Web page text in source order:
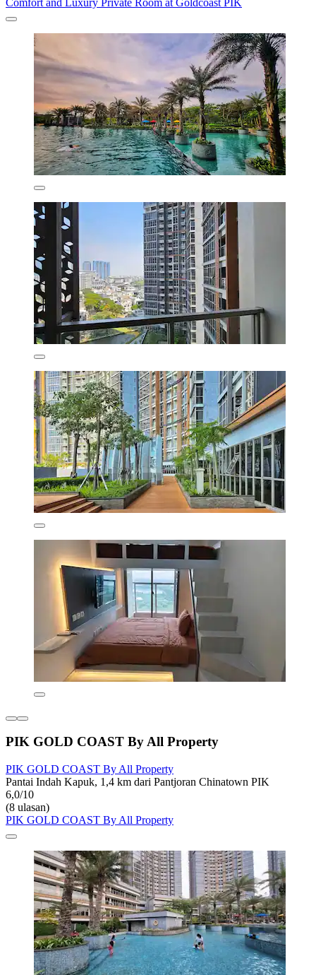
PIK GOLD COAST By All Property
PIK GOLD COAST By All Property
Pantai Indah Kapuk, 1,4 km dari Pantjoran Chinatown PIK
6,0/10
(8 ulasan)
PIK GOLD COAST By All Property